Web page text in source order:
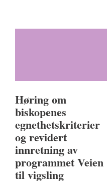
Høring om
biskopenes
egnethetskriterier
og revidert
innretning av
programmet Veien
til vigsling